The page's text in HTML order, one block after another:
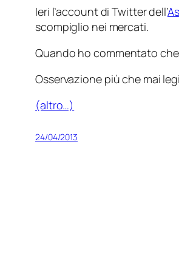
Ieri l’account di Twitter dell’
scompiglio nei mercati.
Quando ho commentato
Osservazione più che mai
(altro…)
24/04/2013